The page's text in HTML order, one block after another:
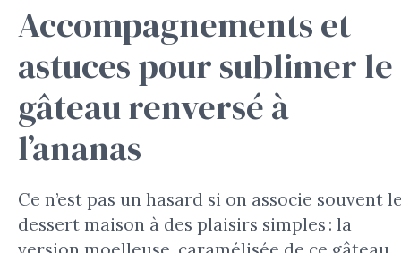
Accompagnements et
astuces pour sublimer le
gâteau renversé à
l’ananas
Ce n’est pas un hasard si on associe souvent
dessert maison à des plaisirs simples : la